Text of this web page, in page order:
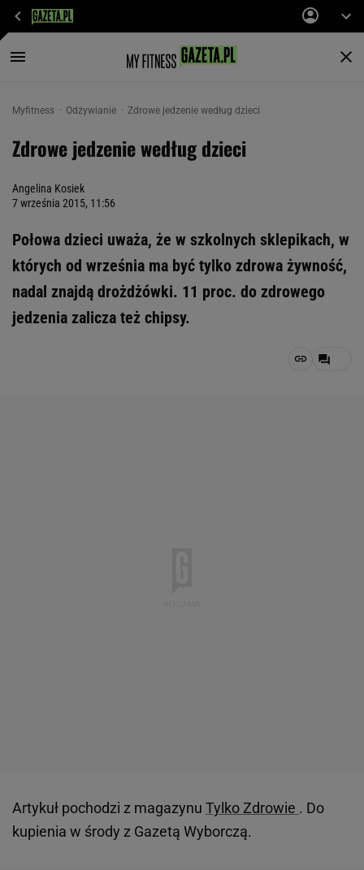
Myfitness Odżywianie Zdrowe jedzenie według dzieci
Zdrowe jedzenie według dzieci
Angelina Kosiek
7 września 2015, 11:56
Połowa dzieci uważa, że w szkolnych sklepikach, w
których od września ma być tylko zdrowa żywność,
nadal znajdą drożdżówki. 11 proc. do zdrowego
jedzenia zalicza też chipsy.
Artykuł pochodzi z magazynu Tylko Zdrowie . Do
kupienia w środy z Gazetą Wyborczą.